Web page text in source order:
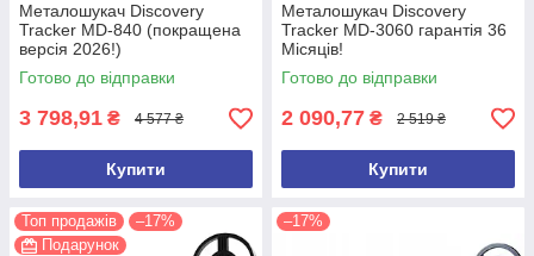
Металошукач Discovery
Tracker MD-840 (покращена
версія 2026!)
Готово до відправки
3 798,91 ₴ 4 577 ₴
Купити
Металошукач Discovery
Tracker MD-3060 гарантія 36
Місяців!
Готово до відправки
2 090,77 ₴ 2 519 ₴
Купити
Топ продажів
–17%
Подарунок
–17%